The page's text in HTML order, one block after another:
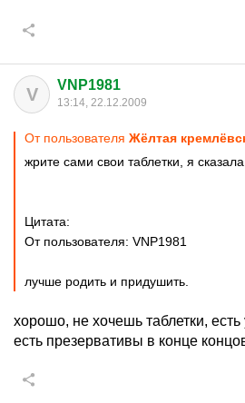
V VNP1981
13:14, 22.12.2009
От пользователя Жёлтая
жрите сами свои таблетки, я
Цитата:
От пользователя: VNP1981
лучше родить и придушить.
хорошо, не хочешь таблетки,
есть презервативы в конце